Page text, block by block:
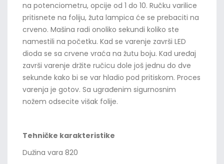
na potenciometru, opcije od 1 do 10. Ručku varilice
pritisnete na foliju, žuta lampica će se prebaciti na
crveno. Mašina radi onoliko sekundi koliko ste
namestili na početku. Kad se varenje završi LED
dioda se sa crvene vraća na žutu boju. Kad uređaj
završi varenje držite ručicu dole još jednu do dve
sekunde kako bi se var hladio pod pritiskom. Proces
varenja je gotov. Sa ugrađenim sigurnosnim
nožem odsecite višak folije.
Tehničke karakteristike
Dužina vara 820